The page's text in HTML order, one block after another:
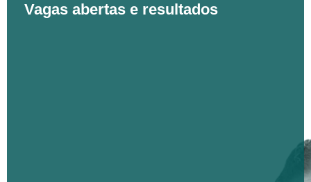
Vagas abertas e resultados